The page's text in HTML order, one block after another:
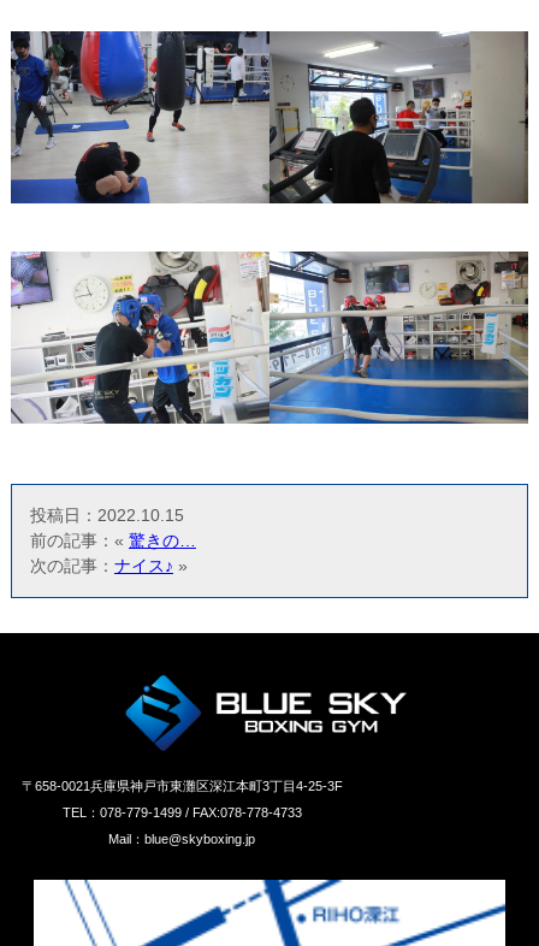
投稿日：2022.10.15
前の記事：« 驚きの…
次の記事： ナイス♪ »
〒658‐0021兵庫県神戸市東灘区深江本町3丁目4-25-3F
TEL：078-779-1499 / FAX:078-778-4733
Mail：blue@skyboxing.jp